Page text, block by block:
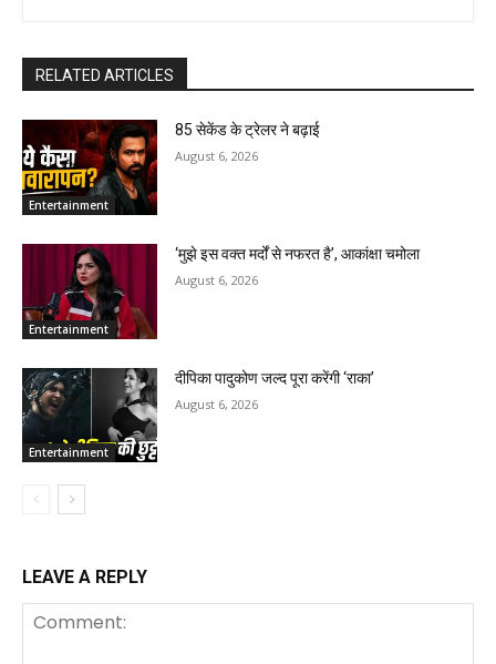
RELATED ARTICLES
Entertainment
85 सेकेंड के ट्रेलर ने बढ़ाई
August 6, 2026
Entertainment
‘मुझे इस वक्त मर्दों से नफरत है’, आकांक्षा चमोला
August 6, 2026
Entertainment
दीपिका पादुकोण जल्द पूरा करेंगी ‘राका’
August 6, 2026
LEAVE A REPLY